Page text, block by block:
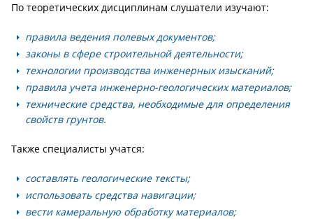
По теоретических дисциплинам слушатели изучают:
правила ведения полевых документов;
законы в сфере строительной деятельности;
технологии производства инженерных изысканий;
правила учета инженерно-геологических материалов;
технические средства, необходимые для определения
свойств грунтов.
Также специалисты учатся:
составлять геологические тексты;
использовать средства навигации;
вести камеральную обработку материалов;